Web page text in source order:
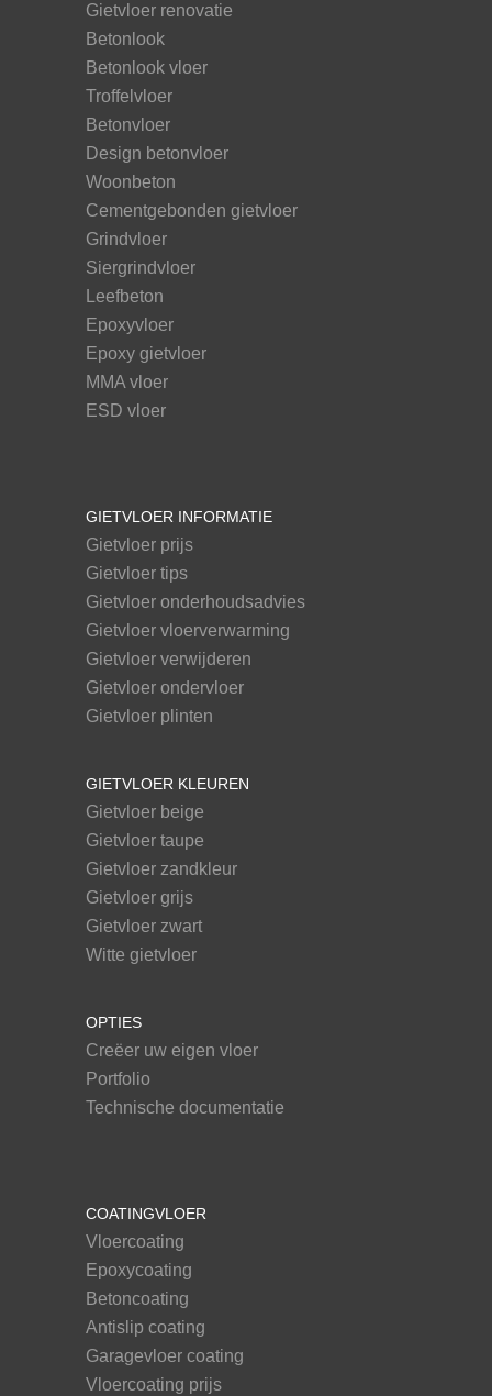
Gietvloer renovatie
Betonlook
Betonlook vloer
Troffelvloer
Betonvloer
Design betonvloer
Woonbeton
Cementgebonden gietvloer
Grindvloer
Siergrindvloer
Leefbeton
Epoxyvloer
Epoxy gietvloer
MMA vloer
ESD vloer
GIETVLOER INFORMATIE
Gietvloer prijs
Gietvloer tips
Gietvloer onderhoudsadvies
Gietvloer vloerverwarming
Gietvloer verwijderen
Gietvloer ondervloer
Gietvloer plinten
GIETVLOER KLEUREN
Gietvloer beige
Gietvloer taupe
Gietvloer zandkleur
Gietvloer grijs
Gietvloer zwart
Witte gietvloer
OPTIES
Creëer uw eigen vloer
Portfolio
Technische documentatie
COATINGVLOER
Vloercoating
Epoxycoating
Betoncoating
Antislip coating
Garagevloer coating
Vloercoating prijs